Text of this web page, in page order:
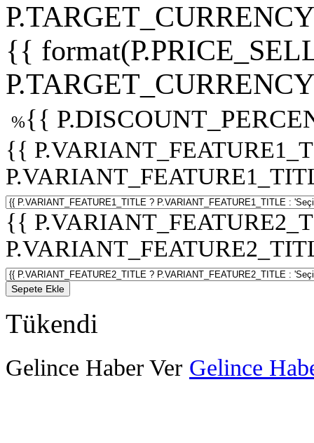
{{
%{{
{{
{{
Sepete Ekle
Tükendi
Gelince Haber Ver Gelince